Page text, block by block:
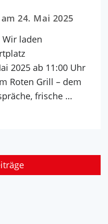
24. Mai 2025
laden
2025 ab 11:00 Uhr
Roten Grill – dem
frische …